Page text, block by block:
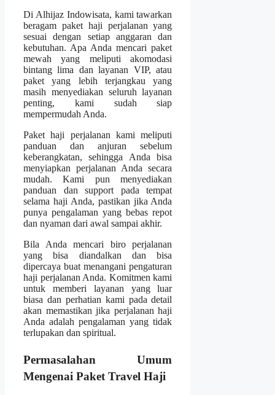
Di Alhijaz Indowisata, kami tawarkan
beragam paket haji perjalanan yang
sesuai dengan setiap anggaran dan
kebutuhan. Apa Anda mencari paket
mewah yang meliputi akomodasi
bintang lima dan layanan VIP, atau
paket yang lebih terjangkau yang
masih menyediakan seluruh layanan
penting, kami sudah siap
mempermudah Anda.
Paket haji perjalanan kami meliputi
panduan dan anjuran sebelum
keberangkatan, sehingga Anda bisa
menyiapkan perjalanan Anda secara
mudah. Kami pun menyediakan
panduan dan support pada tempat
selama haji Anda, pastikan jika Anda
punya pengalaman yang bebas repot
dan nyaman dari awal sampai akhir.
Bila Anda mencari biro perjalanan
yang bisa diandalkan dan bisa
dipercaya buat menangani pengaturan
haji perjalanan Anda. Komitmen kami
untuk memberi layanan yang luar
biasa dan perhatian kami pada detail
akan memastikan jika perjalanan haji
Anda adalah pengalaman yang tidak
terlupakan dan spiritual.
Permasalahan Umum
Mengenai Paket Travel Haji